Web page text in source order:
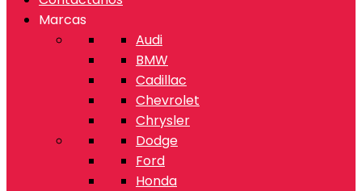
Marcas
Audi
BMW
Cadillac
Chevrolet
Chrysler
Dodge
Ford
Honda